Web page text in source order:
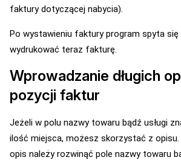
faktury dotyczącej nabycia).
Po wystawieniu faktury program spyta
wydrukować teraz fakturę.
Wprowadzanie długich
pozycji faktur
Jeżeli w polu nazwy towaru bądź usługi
ilość miejsca, możesz skorzystać z
opis należy rozwinąć pole nazwy towaru